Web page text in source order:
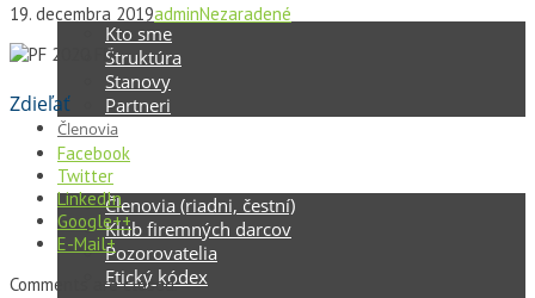
Kto sme
Štruktúra
Stanovy
Partneri
Členovia
Členovia (riadni, čestní)
Klub firemných darcov
Pozorovatelia
Etický kódex
19. decembra 2019adminNezaradené
Zdieľať
Facebook
Twitter
LinkedIn
Google++
E-Mail+
Comments are closed.